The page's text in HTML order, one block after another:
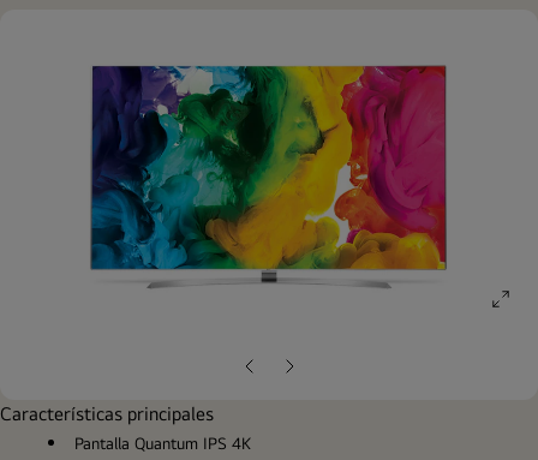
Diapositiva
Siguiente
Características principales
Pantalla Quantum IPS 4K